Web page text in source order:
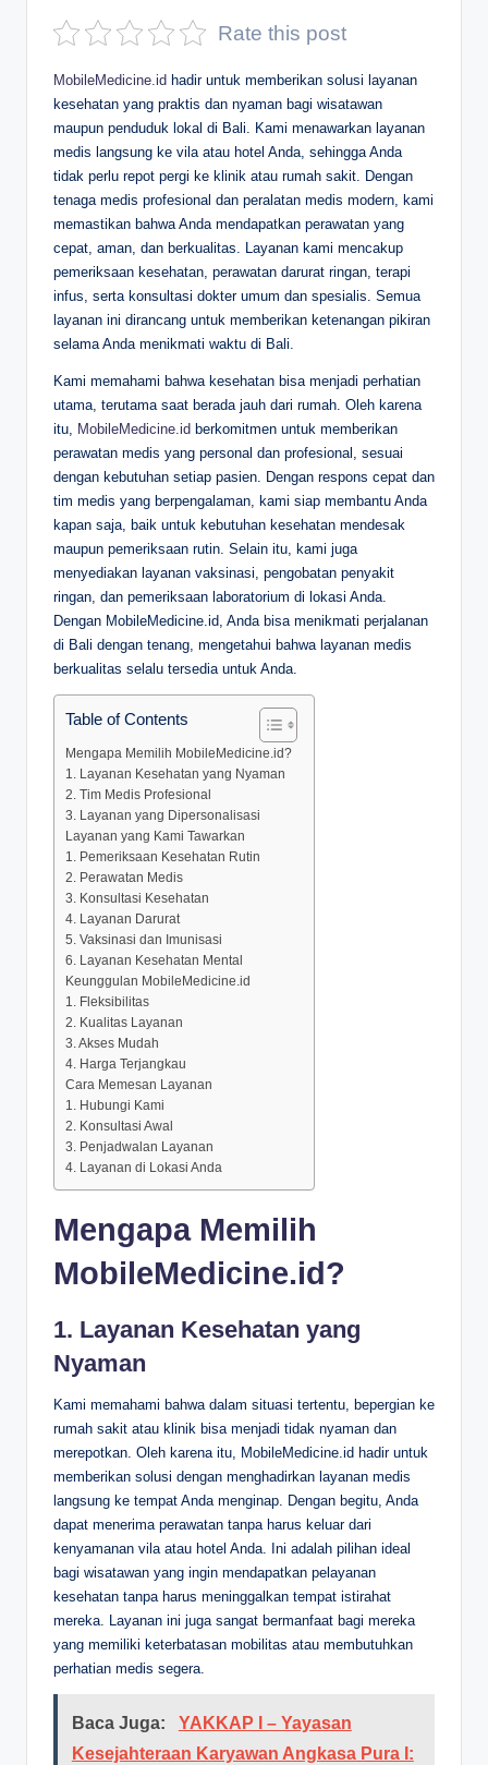
D
Rate this post
MobileMedicine.id hadir untuk memberikan solusi layanan
kesehatan yang praktis dan nyaman bagi wisatawan
maupun penduduk lokal di Bali. Kami menawarkan layanan
medis langsung ke vila atau hotel Anda, sehingga Anda
tidak perlu repot pergi ke klinik atau rumah sakit. Dengan
tenaga medis profesional dan peralatan medis modern, kami
memastikan bahwa Anda mendapatkan perawatan yang
cepat, aman, dan berkualitas. Layanan kami mencakup
pemeriksaan kesehatan, perawatan darurat ringan, terapi
infus, serta konsultasi dokter umum dan spesialis. Semua
layanan ini dirancang untuk memberikan ketenangan pikiran
selama Anda menikmati waktu di Bali.
Kami memahami bahwa kesehatan bisa menjadi perhatian
utama, terutama saat berada jauh dari rumah. Oleh karena
itu,
MobileMedicine.id berkomitmen untuk memberikan
perawatan medis yang personal dan profesional, sesuai
dengan kebutuhan setiap pasien. Dengan respons cepat dan
tim medis yang berpengalaman, kami siap membantu Anda
kapan saja, baik untuk kebutuhan kesehatan mendesak
maupun pemeriksaan rutin. Selain itu, kami juga
menyediakan layanan vaksinasi, pengobatan penyakit
ringan, dan pemeriksaan laboratorium di lokasi Anda.
Dengan MobileMedicine.id, Anda bisa menikmati perjalanan
di Bali dengan tenang, mengetahui bahwa layanan medis
berkualitas selalu tersedia untuk Anda.
Table of Contents
Mengapa Memilih MobileMedicine.id?
1. Layanan Kesehatan yang Nyaman
2. Tim Medis Profesional
3. Layanan yang Dipersonalisasi
Layanan yang Kami Tawarkan
1. Pemeriksaan Kesehatan Rutin
2. Perawatan Medis
3. Konsultasi Kesehatan
4. Layanan Darurat
5. Vaksinasi dan Imunisasi
6. Layanan Kesehatan Mental
Keunggulan MobileMedicine.id
1. Fleksibilitas
2. Kualitas Layanan
3. Akses Mudah
4. Harga Terjangkau
Cara Memesan Layanan
1. Hubungi Kami
2. Konsultasi Awal
3. Penjadwalan Layanan
4. Layanan di Lokasi Anda
Mengapa Memilih
MobileMedicine.id?
1. Layanan Kesehatan yang
Nyaman
Kami memahami bahwa dalam situasi tertentu, bepergian ke
rumah sakit atau klinik bisa menjadi tidak nyaman dan
merepotkan. Oleh karena itu, MobileMedicine.id hadir untuk
memberikan solusi dengan menghadirkan layanan medis
langsung ke tempat Anda menginap. Dengan begitu, Anda
dapat menerima perawatan tanpa harus keluar dari
kenyamanan vila atau hotel Anda. Ini adalah pilihan ideal
bagi wisatawan yang ingin mendapatkan pelayanan
kesehatan tanpa harus meninggalkan tempat istirahat
mereka. Layanan ini juga sangat bermanfaat bagi mereka
yang memiliki keterbatasan mobilitas atau membutuhkan
perhatian medis segera.
Baca Juga:
YAKKAP I – Yayasan
Kesejahteraan Karyawan Angkasa Pura I: